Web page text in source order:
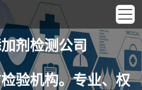
剂检测公司
验机构。专业、权